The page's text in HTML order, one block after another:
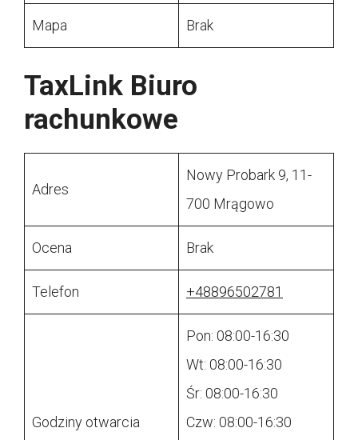
Mapa Brak
TaxLink Biuro
rachunkowe
Adres
Nowy Probark 9, 11-
700 Mrągowo
Ocena Brak
Telefon +48896502781
Godziny otwarcia
Pon: 08:00-16:30
Wt: 08:00-16:30
Śr: 08:00-16:30
Czw: 08:00-16:30